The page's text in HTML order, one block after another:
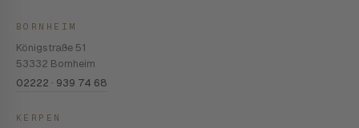
BORNHEIM
Königstraße 51
53332 Bornheim
02222 · 939 74 68
KERPEN